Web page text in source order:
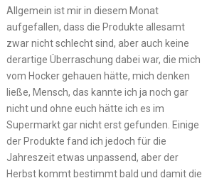
Allgemein ist mir in diesem Monat
aufgefallen, dass die Produkte allesamt
zwar nicht schlecht sind, aber auch keine
derartige Überraschung dabei war, die mich
vom Hocker gehauen hätte, mich denken
ließe, Mensch, das kannte ich ja noch gar
nicht und ohne euch hätte ich es im
Supermarkt gar nicht erst gefunden. Einige
der Produkte fand ich jedoch für die
Jahreszeit etwas unpassend, aber der
Herbst kommt bestimmt bald und damit die